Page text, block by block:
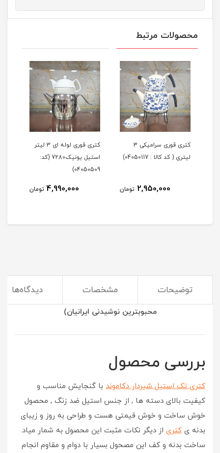
محصولات مرتبط
کتری قوری سرامیکی 3
لیتری ( کد کالا : 04050117)
2,950,000 تومان
کتری قوری لوله ای 3 لیتر
استیل یونیک7280 (کد:
04050509)
4,990,000 تومان
توضیحات مشخصات دیدگاه‌ها
(استفاده از کتری و قوری بهترین راه برای درست کردن
محبوبترین نوشیدنی ایرانیان)
بررسی محصول
کتری تک استیل شیردار دکاموند با گنجایش مناسب و
کیفیت بالای دسته ها , از جنس استیل ضد زنگ , محصول
خوش ساخت و خوش قیمتی هست و طراحی به روز و زیبای
بدنه ی کتری از دیگر نکات مثبت این محصول به شمار میاد.
ساخت بدنه و کف این مصحول بسیار با دوام و مقاوم انجام